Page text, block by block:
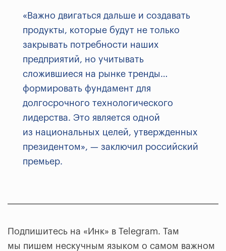
«Важно двигаться дальше и создавать
продукты, которые будут не только
закрывать потребности наших
предприятий, но учитывать
сложившиеся на рынке тренды…
формировать фундамент для
долгосрочного технологического
лидерства. Это является одной
из национальных целей, утвержденных
президентом», — заключил российский
премьер.
Подпишитесь на «Инк» в Telegram. Там
мы пишем нескучным языком о самом важном